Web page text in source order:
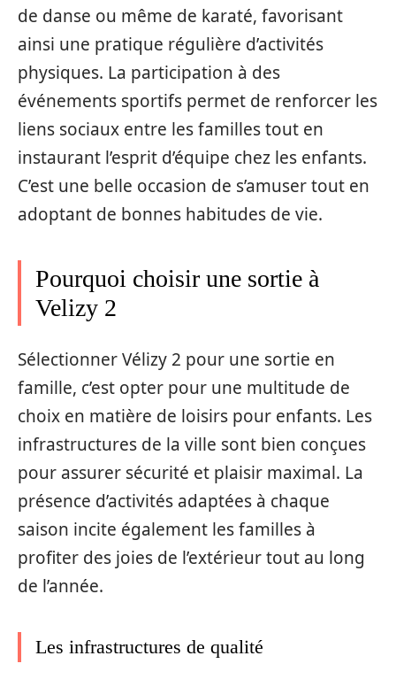
de danse ou même de karaté, favorisant
ainsi une pratique régulière d’activités
physiques. La participation à des
événements sportifs permet de renforcer les
liens sociaux entre les familles tout en
instaurant l’esprit d’équipe chez les enfants.
C’est une belle occasion de s’amuser tout en
adoptant de bonnes habitudes de vie.
Pourquoi choisir une sortie à
Velizy 2
Sélectionner Vélizy 2 pour une sortie en
famille, c’est opter pour une multitude de
choix en matière de loisirs pour enfants. Les
infrastructures de la ville sont bien conçues
pour assurer sécurité et plaisir maximal. La
présence d’activités adaptées à chaque
saison incite également les familles à
profiter des joies de l’extérieur tout au long
de l’année.
Les infrastructures de qualité